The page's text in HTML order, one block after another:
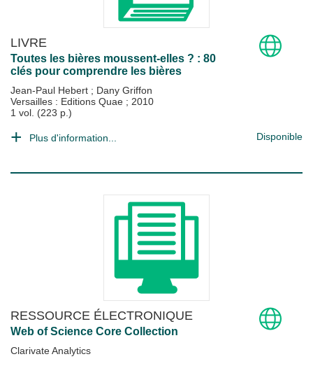
LIVRE
Toutes les bières moussent-elles ? : 80
clés pour comprendre les bières
Jean-Paul Hebert ; Dany Griffon
Versailles : Editions Quae ; 2010
1 vol. (223 p.)
Plus d'information... Disponible
RESSOURCE ÉLECTRONIQUE
Web of Science Core Collection
Clarivate Analytics